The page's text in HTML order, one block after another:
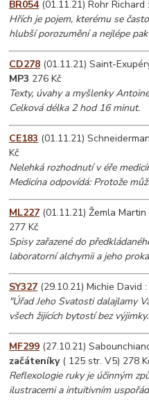
BR054 (01.11.21) Rohr Richard :
Hřích je pojem, kterému se
hlubší porozumění a nejlépe
CD278 (01.11.21) Saint-
MP3 276 Kč
Texty, úvahy a myšlenky
Celková délka 2 hod 16 minut.
CE183 (01.11.21)
Kč
Nelehká rozhodnutí v éře
Medicína odpovídá: Protože
ML227 (01.11.21) Žemla Martin
277 Kč
Spisy zařazené do
laboratorní alchymii a jeho
SY327 (29.10.21) Michie David :
"Úřad Jeho Svatosti dalajlamy
všech žijících bytostí bez
MF299 (27.10.21)
začáteníky( 125 str. V5) 278
Reflexologie ruky je účinným
ilustracemi a intuitivním